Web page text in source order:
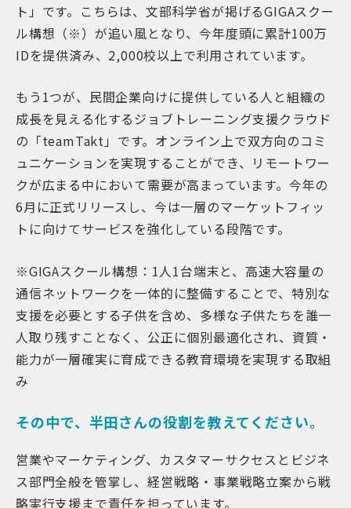
ト」です。こちらは、文部科学省が掲げるGIGAスクー
ル構想（※）が追い風となり、今年度頭に累計100万
IDを提供済み、2,000校以上で利用されています。
もう1つが、民間企業向けに提供している人と組織の
成長を見える化するジョブトレーニング支援クラウド
の「teamTakt」です。オンライン上で双方向のコミ
ュニケーションを実現することができ、リモートワー
クが広まる中において需要が高まっています。今年の
6月に正式リリースし、今は一層のマーケットフィッ
トに向けてサービスを強化している段階です。
※GIGAスクール構想：1人1台端末と、高速大容量の
通信ネットワークを一体的に整備することで、特別な
支援を必要とする子供を含め、多様な子供たちを誰一
人取り残すことなく、公正に個別最適化され、資質・
能力が一層確実に育成できる教育環境を実現する取組
み
その中で、半田さんの役割を教えてください。
営業やマーケティング、カスタマーサクセスとビジネ
ス部門全般を管掌し、経営戦略・事業戦略立案から戦
略実行支援まで責任を担っています。